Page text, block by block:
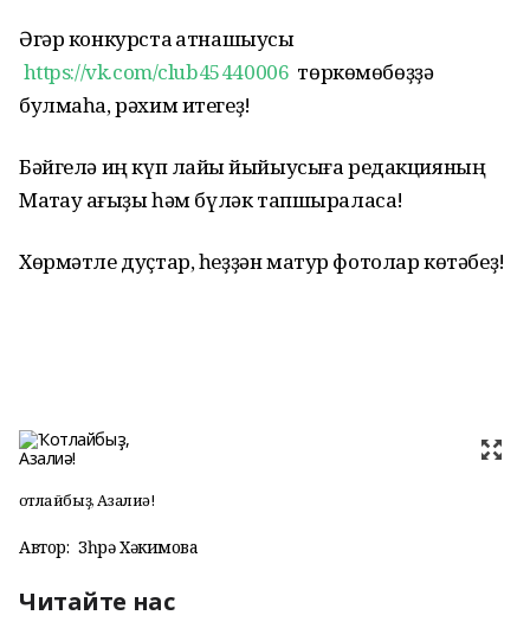
Әгәр конкурста ҡатнашыусы
https://vk.com/club45440006 төркөмөбөҙҙә
булмаһа, рәхим итегеҙ!
Бәйгелә иң күп лайыҡ йыйыусыға редакцияның
Маҡтау ҡағыҙы һәм бүләк тапшыраласаҡ!
Хөрмәтле дуҫтар, һеҙҙән матур фотолар көтәбеҙ!
Ҡотлайбыҙ, Азалиә!
Автор: Зөһрә Хәкимова
Читайте нас